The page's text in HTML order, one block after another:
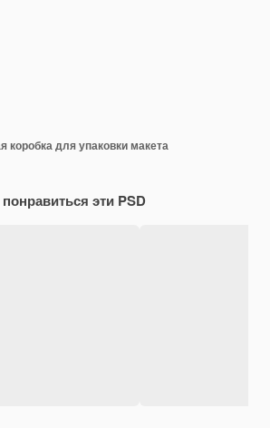
коробка для упаковки макета
эти PSD